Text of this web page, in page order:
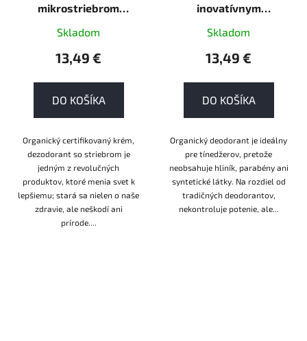
mikrostriebrom
tekutá
Skladom
13,49 €
DO KOŠÍKA
Organický certifikovaný krém,
dezodorant so striebrom je
jedným z revolučných
produktov, ktoré menia svet k
lepšiemu; stará sa nielen o naše
zdravie, ale neškodí ani
prírode....
inovatívnym
Spoon 40 ml ECO
Skladom
13,49 €
DO KOŠÍKA
Organický deodorant je ideálny
pre tínedžerov, pretože
neobsahuje hliník, parabény ani
syntetické látky. Na rozdiel od
tradičných deodorantov,
nekontroluje potenie, ale...